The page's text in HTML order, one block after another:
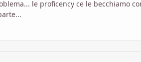
le proficency ce le becchiamo